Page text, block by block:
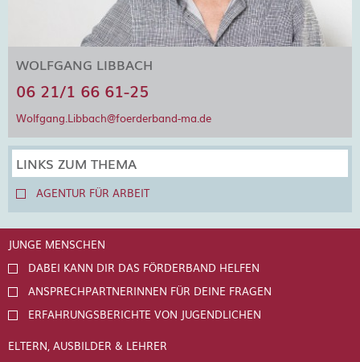
WOLFGANG LIBBACH
06 21/1 66 61-25
Wolfgang.Libbach@foerderband-ma.de
LINKS ZUM THEMA
AGENTUR FÜR ARBEIT
JUNGE MENSCHEN
DABEI KANN DIR DAS FÖRDERBAND HELFEN
ANSPRECHPARTNERINNEN FÜR DEINE FRAGEN
ERFAHRUNGSBERICHTE VON JUGENDLICHEN
ELTERN, AUSBILDER & LEHRER